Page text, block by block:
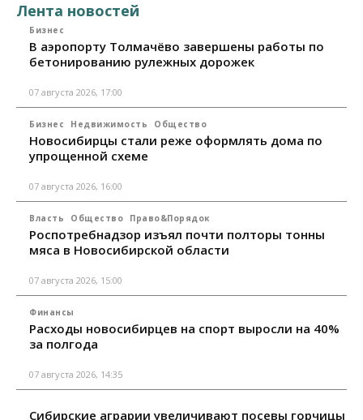
Лента новостей
Бизнес
В аэропорту Толмачёво завершены работы по
бетонированию рулежных дорожек
07 августа 2026, 17:00
Бизнес Недвижимость Общество
Новосибирцы стали реже оформлять дома по
упрощенной схеме
07 августа 2026, 16:00
Власть Общество Право&Порядок
Роспотребнадзор изъял почти полторы тонны
мяса в Новосибирской области
07 августа 2026, 15:00
Финансы
Расходы новосибирцев на спорт выросли на 40%
за полгода
07 августа 2026, 14:35
Сибирские аграрии увеличивают посевы горчицы